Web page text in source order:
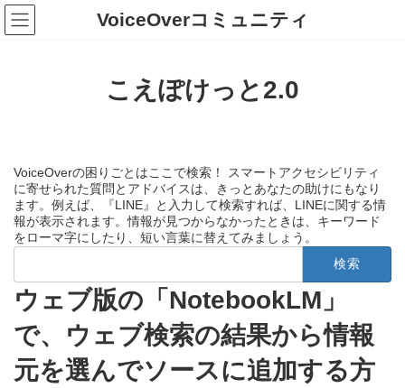
コ
ン
テ
ナ
ビ
ゲ
VoiceOverコミュニティ
こえぽけっと2.0
VoiceOverの困りごとはここで検索！ スマートアクセシビリティ
に寄せられた質問とアドバイスは、きっとあなたの助けにもなり
ます。例えば、『LINE』と入力して検索すれば、LINEに関する情
報が表示されます。情報が見つからなかったときは、キーワード
をローマ字にしたり、短い言葉に替えてみましょう。
検
ウェブ版の「NotebookLM」
で、ウェブ検索の結果から情報
元を選んでソースに追加する方